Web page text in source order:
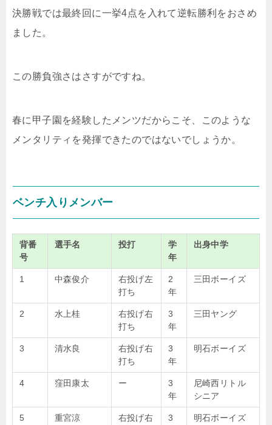
決勝戦では最終回に一挙4点を入れて逆転勝利をおさめ
ました。
この勝負強さはさすがですね。
春に甲子園を経験したメンツだからこそ、このような
メンタリティを発揮できたのではないでしょうか。
ベンチ入りメンバー
背番
号
選手名 投打
学
年
出身中学
1 中森俊介
右投げ左
打ち
2
年
三田ボーイズ
2 水上桂
右投げ右
打ち
3
年
三田ヤング
3 清水良
右投げ右
打ち
3
年
明石ボーイズ
4 窪田康太 ー
3
年
尼崎西リトル
シニア
5 重宮涼
右投げ右
3
明石ボーイズ